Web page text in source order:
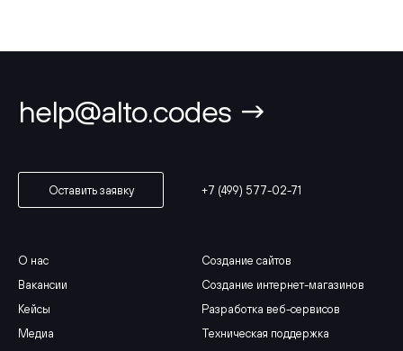
help@alto.codes →
Оставить заявку +7 (499) 577-02-71
О нас
Вакансии
Кейсы
Медиа
Создание сайтов
Создание интернет-магазинов
Разработка веб-сервисов
Техническая поддержка